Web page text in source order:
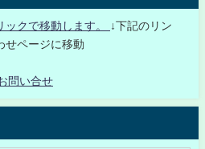
ックで移動します。
↓下記のリン
せページに移動
問い合せ